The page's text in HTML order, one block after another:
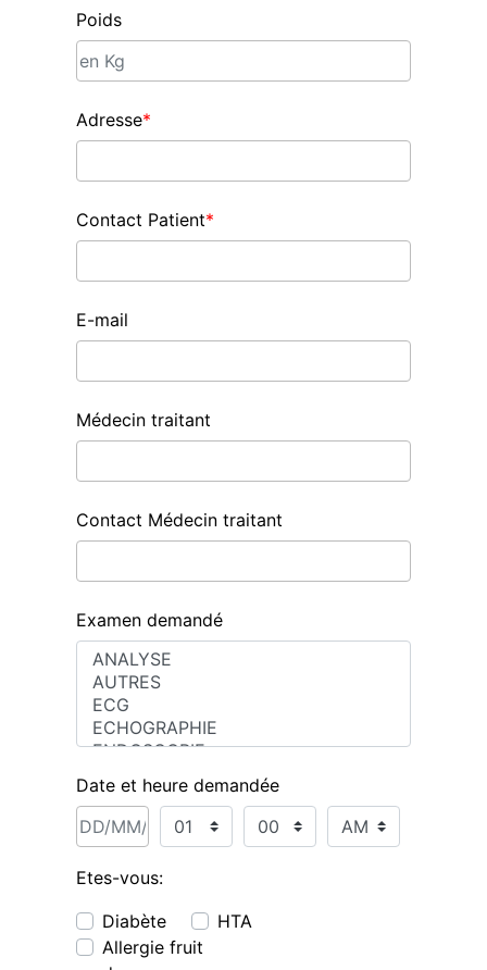
Poids
Adresse*
Contact Patient*
E-mail
Médecin traitant
Contact Médecin traitant
Examen demandé
Date et heure demandée
Etes-vous:
Diabète
HTA
Allergie fruit